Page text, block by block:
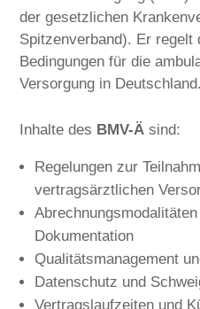
der gesetzlichen
Spitzenverband). Er regelt
Bedingungen für die
Versorgung in Deutschland.
Inhalte des BMV-Ä sind:
Regelungen zur
vertragsärztlichen
Dokumentation
Qualitätsmanagement
Datenschutz und
Vertragslaufzeiten und